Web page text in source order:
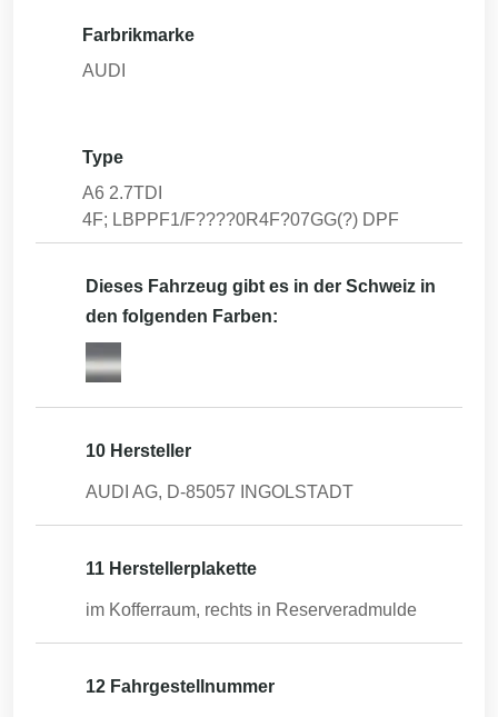
Farbrikmarke
AUDI
Type
A6 2.7TDI
4F; LBPPF1/F????0R4F?07GG(?) DPF
Dieses Fahrzeug gibt es in der Schweiz in
den folgenden Farben:
10 Hersteller
AUDI AG, D-85057 INGOLSTADT
11 Herstellerplakette
im Kofferraum, rechts in Reserveradmulde
12 Fahrgestellnummer